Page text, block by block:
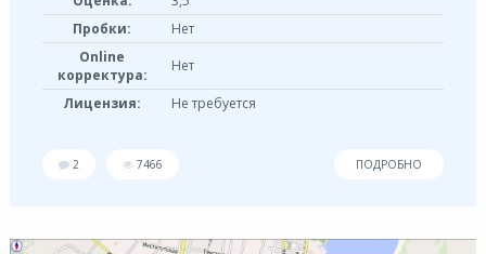
Пробки:
Нет
Online
корректура:
Нет
Лицензия: Не требуется
2 7466 ПОДРОБНО